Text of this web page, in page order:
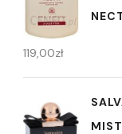
119,00zł